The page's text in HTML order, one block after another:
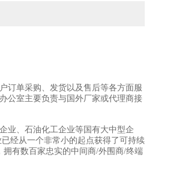
订单采购、发货以及售后等各方面服
公室主要负责与国外厂家或代理商接
业、石油化工企业等国有大中型企
经从一个非常小的起点获得了可持续
有数百家忠实的中间商/外围商/终端